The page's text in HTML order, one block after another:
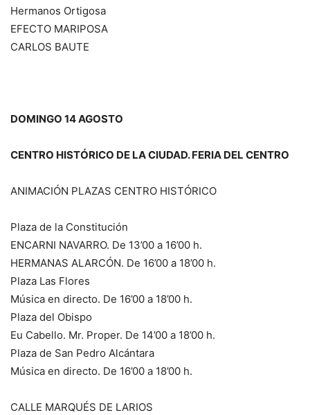
Hermanos Ortigosa
EFECTO MARIPOSA
CARLOS BAUTE
DOMINGO 14 AGOSTO
CENTRO HISTÓRICO DE LA CIUDAD. FERIA DEL CENTRO
ANIMACIÓN PLAZAS CENTRO HISTÓRICO
Plaza de la Constitución
ENCARNI NAVARRO. De 13’00 a 16’00 h.
HERMANAS ALARCÓN. De 16’00 a 18’00 h.
Plaza Las Flores
Música en directo. De 16’00 a 18’00 h.
Plaza del Obispo
Eu Cabello. Mr. Proper. De 14’00 a 18’00 h.
Plaza de San Pedro Alcántara
Música en directo. De 16’00 a 18’00 h.
CALLE MARQUÉS DE LARIOS